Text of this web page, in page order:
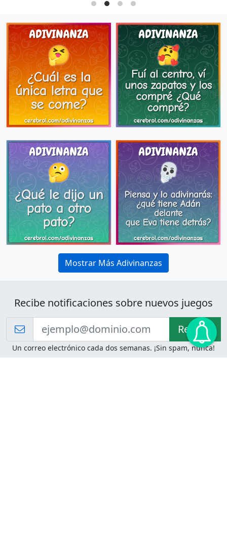
Mostrar Más Adivinanzas
Recibe notificaciones sobre nuevos juegos
Recibir!
Un correo electrónico cada dos semanas. ¡Sin spam, nunca!